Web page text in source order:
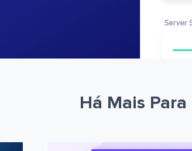
Há Mais Para